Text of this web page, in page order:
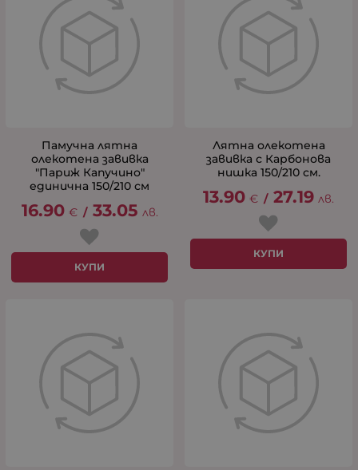
Памучна лятна
олекотена завивка
"Париж Капучино"
единична 150/210 см
16.90 € / 33.05 лв.
КУПИ
Лятна олекотена
завивка с Карбонова
нишка 150/210 см.
13.90 € / 27.19 лв.
КУПИ